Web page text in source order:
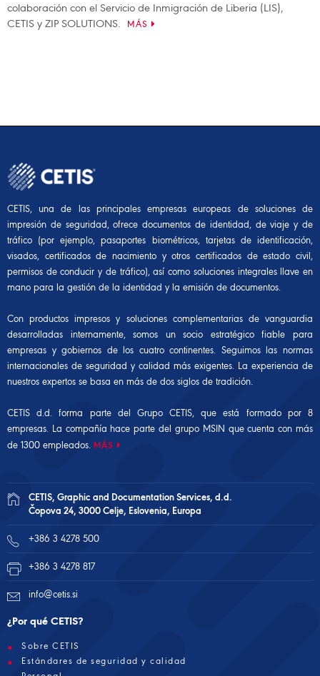
colaboración con el Servicio de Inmigración de Liberia (LIS),
CETIS y ZIP SOLUTIONS.
MÁS
CETIS, una de las principales empresas europeas de soluciones de
impresión de seguridad, ofrece documentos de identidad, de viaje y de
tráfico (por ejemplo, pasaportes biométricos, tarjetas de identificación,
visados, certificados de nacimiento y otros certificados de estado civil,
permisos de conducir y de tráfico), así como soluciones integrales llave en
mano para la gestión de la identidad y la emisión de documentos.
Con productos impresos y soluciones complementarias de vanguardia
desarrolladas internamente, somos un socio estratégico fiable para
empresas y gobiernos de los cuatro continentes. Seguimos las normas
internacionales de seguridad y calidad más exigentes. La experiencia de
nuestros expertos se basa en más de dos siglos de tradición.
CETIS d.d. forma parte del Grupo CETIS, que está formado por 8
empresas. La compañía hace parte del grupo MSIN que cuenta con más
de 1300 empleados. MÁS
CETIS, Graphic and Documentation Services, d.d.
Čopova 24, 3000 Celje, Eslovenia, Europa
+386 3 4278 500
+386 3 4278 817
info@cetis.si
¿Por qué CETIS?
Sobre CETIS
Estándares de seguridad y calidad